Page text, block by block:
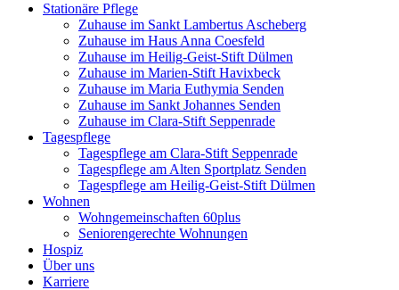
Stationäre Pflege
Zuhause im Sankt Lambertus Ascheberg
Zuhause im Haus Anna Coesfeld
Zuhause im Heilig-Geist-Stift Dülmen
Zuhause im Marien-Stift Havixbeck
Zuhause im Maria Euthymia Senden
Zuhause im Sankt Johannes Senden
Zuhause im Clara-Stift Seppenrade
Tagespflege
Tagespflege am Clara-Stift Seppenrade
Tagespflege am Alten Sportplatz Senden
Tagespflege am Heilig-Geist-Stift Dülmen
Wohnen
Wohngemeinschaften 60plus
Seniorengerechte Wohnungen
Hospiz
Über uns
Karriere